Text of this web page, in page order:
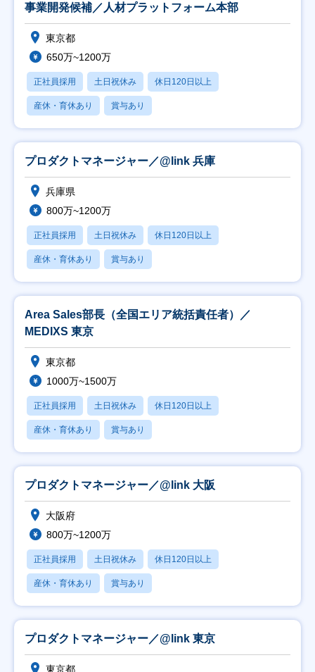
事業開発候補／人材プラットフォーム本部
東京都
650万~1200万
正社員採用 土日祝休み 休日120日以上
産休・育休あり 賞与あり
プロダクトマネージャー／@link 兵庫
兵庫県
800万~1200万
正社員採用 土日祝休み 休日120日以上
産休・育休あり 賞与あり
Area Sales部長（全国エリア統括責任者）／
MEDIXS 東京
東京都
1000万~1500万
正社員採用 土日祝休み 休日120日以上
産休・育休あり 賞与あり
プロダクトマネージャー／@link 大阪
大阪府
800万~1200万
正社員採用 土日祝休み 休日120日以上
産休・育休あり 賞与あり
プロダクトマネージャー／@link 東京
東京都